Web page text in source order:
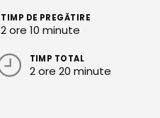
TIMP DE PREGĂTIRE
2 ore 10 minute
TIMP TOTAL
2 ore 20 minute